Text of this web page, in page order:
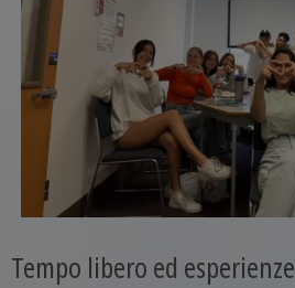
Tempo libero ed esperienze